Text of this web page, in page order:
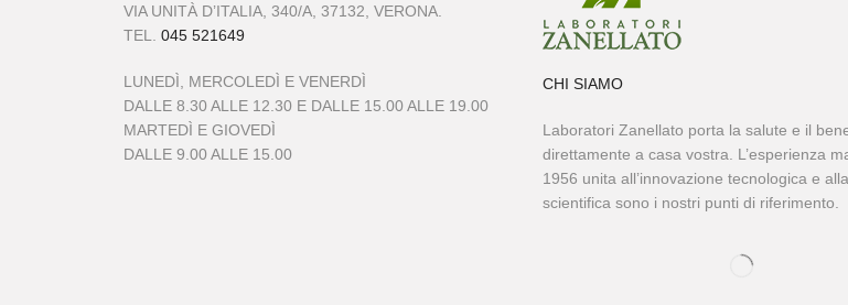
VIA UNITÀ D’ITALIA, 340/A, 37132, VERONA.
TEL. 045 521649
LUNEDÌ, MERCOLEDÌ E VENERDÌ
DALLE 8.30 ALLE 12.30 E DALLE 15.00 ALLE 19.00
MARTEDÌ E GIOVEDÌ
DALLE 9.00 ALLE 15.00
CHI SIAMO
Laboratori Zanellato porta la salute e il
direttamente a casa vostra. L’esperienza
1956 unita all’innovazione tecnologica e
scientifica sono i nostri punti di riferimento.